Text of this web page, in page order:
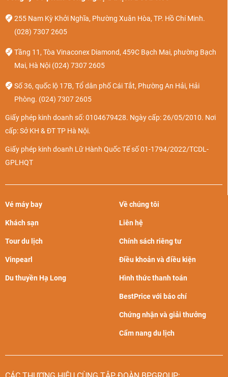
255 Nam Kỳ Khởi Nghĩa, Phường Xuân Hòa, TP. Hồ Chí Minh.
(028) 7307 2605
Tầng 11, Tòa Vinaconex Diamond, 459C Bạch Mai, phường Bạch
Mai, Hà Nội (024) 7307 2605
Số 36, quốc lộ 17B, Tổ dân phố Cái Tắt, Phường An Hải, Hải
Phòng. (024) 7307 2605
Giấy phép kinh doanh số: 0104679428. Ngày cấp: 26/05/2010. Nơi
cấp: Sở KH & ĐT TP Hà Nội.
Giấy phép kinh doanh Lữ Hành Quốc Tế số 01-1794/2022/TCDL-
GPLHQT
Vé máy bay
Khách sạn
Tour du lịch
Vinpearl
Du thuyền Hạ Long
Về chúng tôi
Liên hệ
Chính sách riêng tư
Điều khoản và điều kiện
Hình thức thanh toán
BestPrice với báo chí
Chứng nhận và giải thưởng
Cẩm nang du lịch